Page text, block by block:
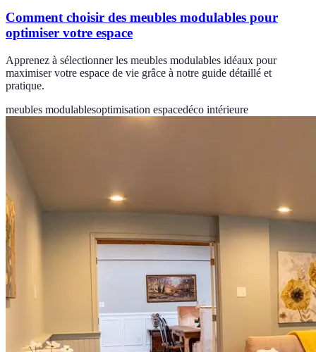
Comment choisir des meubles modulables pour
optimiser votre espace
Apprenez à sélectionner les meubles modulables idéaux pour
maximiser votre espace de vie grâce à notre guide détaillé et
pratique.
meubles modulablesoptimisation espacedéco intérieure